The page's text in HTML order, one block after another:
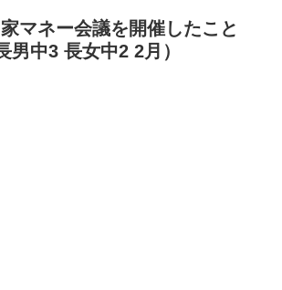
マネー会議を開催したこと
男中3 長女中2 2月）